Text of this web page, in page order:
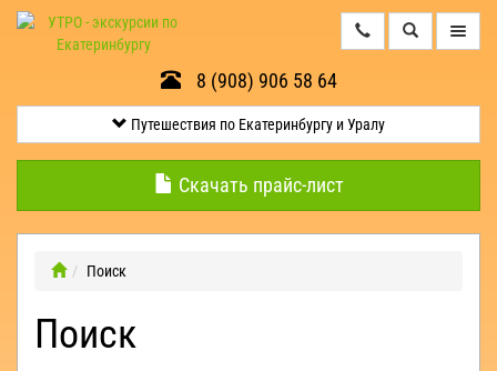
8 (908) 906 58 64
по
и
Минералогические
экскурсии
Контакты
Путешествия по Екатеринбургу и Уралу
Скачать прайс-лист
Поиск
Поиск